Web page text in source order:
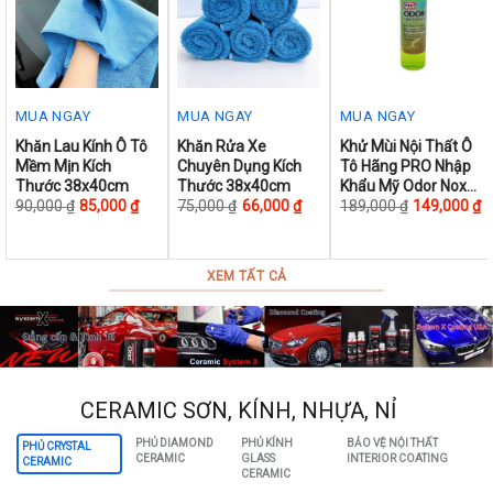
MUA NGAY
This
product
has
may
be
product
page
Khăn Lau Kính Ô Tô
Mềm Mịn Kích
Thước 38x40cm
90,000₫ 85,000₫
MUA NGAY
This
product
has
may
be
on
product
Khăn Rửa Xe
Chuyên Dụng Kích
Thước 38x40cm
75,000₫ 66,000₫
MUA NGAY
This
product
has
may
be
on
the
product
Khử Mùi Nội Thất Ô
Tô Hãng PRO Nhập
Khẩu Mỹ Odor Nox
150ml
189,000₫ 149,000₫
XEM TẤT CẢ
CERAMIC SƠN, KÍNH, NHỰA, NỈ
PHỦ CRYSTAL
CERAMIC
PHỦ DIAMOND
CERAMIC
PHỦ KÍNH
GLASS
CERAMIC
BẢO VỆ NỘI THẤT
INTERIOR COATING